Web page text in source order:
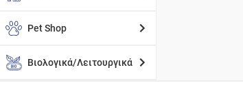
Pet Shop
Βιολογικά/Λειτουργικά